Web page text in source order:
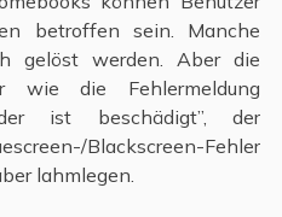
betroffen sein. Manche
gelöst werden. Aber die
wie die Fehlermeldung
ist beschädigt”, der
Blackscreen-Fehler
lahmlegen.